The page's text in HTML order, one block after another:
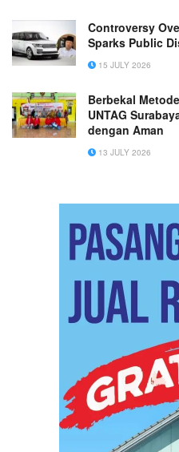
Controversy
Sparks Public
15 JULY 2026
Berbekal
UNTAG
dengan Aman
13 JULY 2026